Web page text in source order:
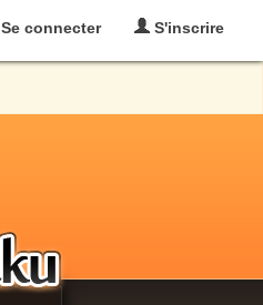
Se connecter S'inscrire